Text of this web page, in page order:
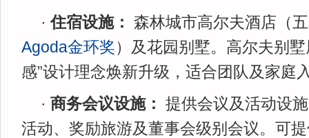
·住宿设施： 森林城市高尔夫酒店（
Agoda金环奖）及花园别墅。高尔夫别
感”设计理念焕新升级，适合团队及家庭
· 商务会议设施： 提供会议及活动设
活动、奖励旅游及董事会级别会议。可